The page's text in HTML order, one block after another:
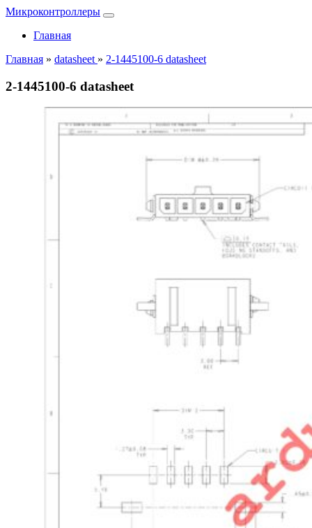
Микроконтроллеры
Главная
Главная » datasheet » 2-1445100-6 datasheet
2-1445100-6 datasheet